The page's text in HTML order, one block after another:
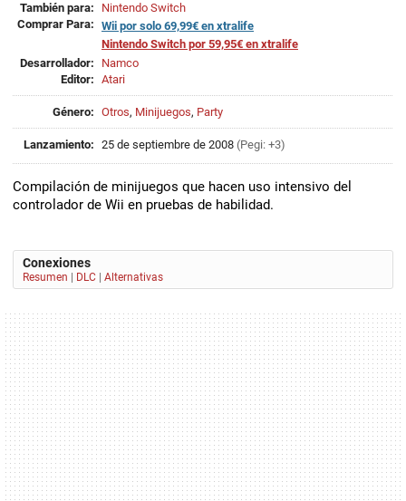
También para:
Nintendo Switch
Comprar Para: Wii por solo 69,99€ en xtralife
Nintendo Switch por 59,95€ en xtralife
Desarrollador:
Namco
Editor: Atari
Género: Otros, Minijuegos, Party
Lanzamiento: 25 de septiembre de 2008 (Pegi: +3)
Compilación de minijuegos que hacen uso intensivo del
controlador de Wii en pruebas de habilidad.
Conexiones
Resumen DLC Alternativas